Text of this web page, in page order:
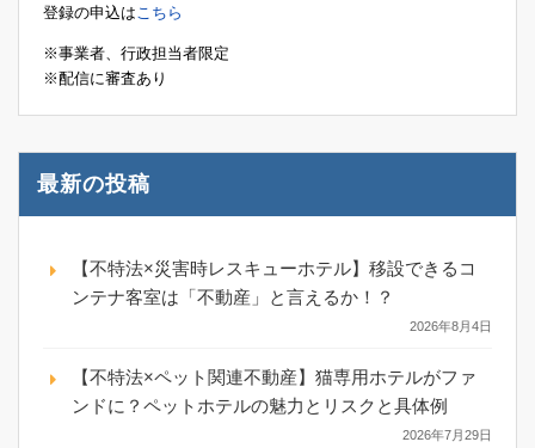
登録の申込はこちら
※事業者、行政担当者限定
※配信に審査あり
最新の投稿
【不特法×災害時レスキューホテル】移設できるコ
ンテナ客室は「不動産」と言えるか！？
2026年8月4日
【不特法×ペット関連不動産】猫専用ホテルがファ
ンドに？ペットホテルの魅力とリスクと具体例
2026年7月29日